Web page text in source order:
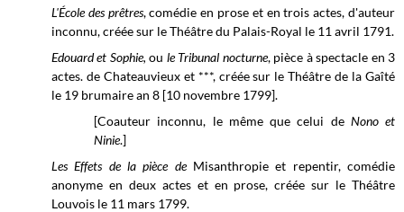
L'École des prêtres, comédie en prose et en trois actes, d'auteur
inconnu, créée sur leThéâtre du Palais-Royal le 11 avril 1791.
Edouard et Sophie,ou le Tribunal nocturne, pièce à spectacle en 3
actes. de Chateauvieux et ***, créée sur leThéâtre de la Gaîté
le 19 brumairean 8 [10 novembre 1799].
[Coauteur inconnu, le même que celui de Nono et
Ninie.]
Les Effets de la pièce de Misanthropie et repentir, comédie
anonyme en deux actes et en prose, créée sur le Théâtre
Louvois le 11 mars 1799.